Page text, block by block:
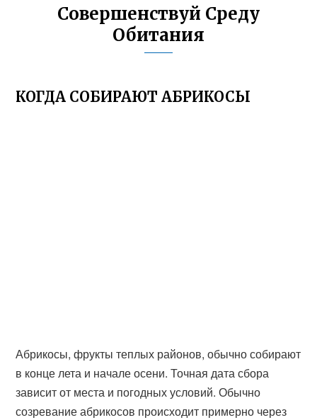
Совершенствуй Среду
Обитания
КОГДА СОБИРАЮТ АБРИКОСЫ
Абрикосы, фрукты теплых районов, обычно собирают
в конце лета и начале осени. Точная дата сбора
зависит от места и погодных условий. Обычно
созревание абрикосов происходит примерно через